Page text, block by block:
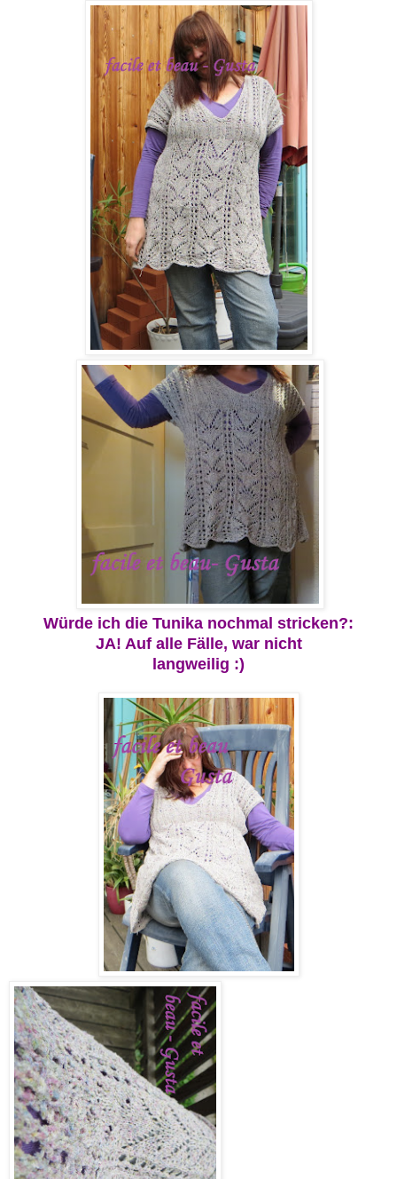
Würde ich die Tunika nochmal stricken?:
JA! Auf alle Fälle, war nicht
langweilig :)